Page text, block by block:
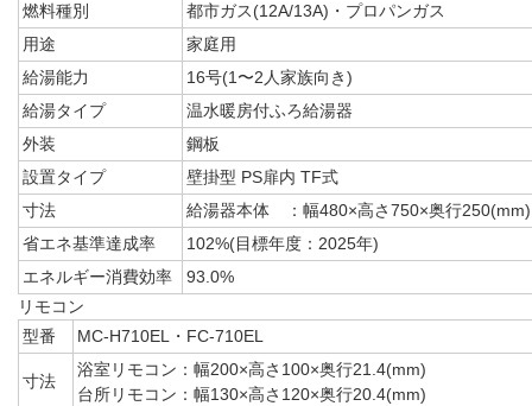
燃料種別
都市ガス(12A/13A)・プロパンガス
用途
家庭用
給湯能力
16号(1〜2人家族向き)
給湯タイプ
温水暖房付ふろ給湯器
外装
鋼板
設置タイプ
壁掛型 PS扉内 TF式
寸法
給湯器本体 ：幅480×高さ750×奥行250(mm)
省エネ基準達成率
102%(目標年度：2025年)
エネルギー消費効率
93.0%
リモコン
型番
MC-H710EL・FC-710EL
寸法
浴室リモコン：幅200×高さ100×奥行21.4(mm)
台所リモコン：幅130×高さ120×奥行20.4(mm)